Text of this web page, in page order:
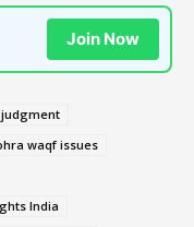
Join Now
judgment
waqf issues
India